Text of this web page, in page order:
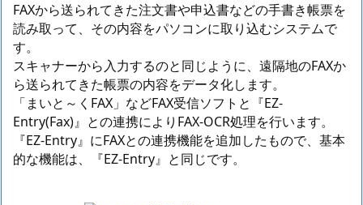
FAXから送られてきた注文書や申込書などの手書き帳票を
読み取って、その内容をパソコンに取り込むシステムで
す。
スキャナーから入力するのと同じように、遠隔地のFAXか
ら送られてきた帳票の内容をデータ化します。
「まいと～くFAX」などFAX受信ソフトと『EZ-
Entry(Fax)』との連携によりFAX-OCR処理を行います。
『EZ-Entry』にFAXとの連携機能を追加したもので、基本
的な機能は、『EZ-Entry』と同じです。